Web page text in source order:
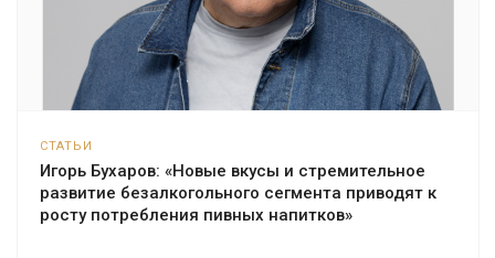
СТАТЬИ
Игорь Бухаров: «Новые вкусы и стремительное
развитие безалкогольного сегмента приводят к
росту потребления пивных напитков»